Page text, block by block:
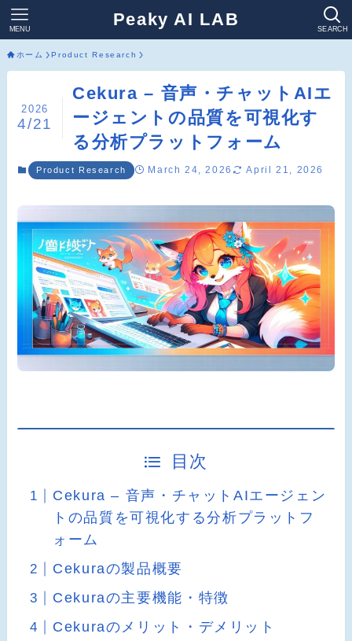
Peaky AI LAB SEARCH
MENU
ホーム Product Research
Cekura – 音声・チャットAIエ
ージェントの品質を可視化す
る分析プラットフォーム
2026
4/21
Product Research March 24, 2026 April 21, 2026
目次
Cekura – 音声・チャットAIエージェン
トの品質を可視化する分析プラットフ
ォーム
Cekuraの製品概要
Cekuraの主要機能・特徴
Cekuraのメリット・デメリット